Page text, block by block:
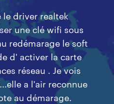
le driver realtek
une clé wifi sous
redémarage le soft
d' activer la carte
réseau . Je vois
a l'air reconnue
au démarage.